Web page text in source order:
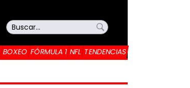
BOXEO FÓRMULA 1 NFL TENDENCIAS